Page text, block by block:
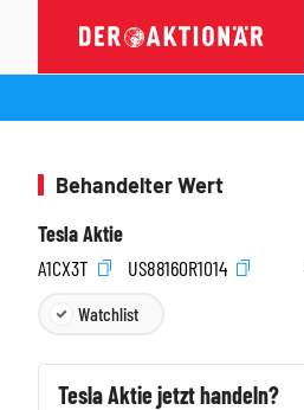
Behandelter Wert
Tesla Aktie
A1CX3T
US88160R1014
Watchlist
TeslaAktie jetzt handeln?